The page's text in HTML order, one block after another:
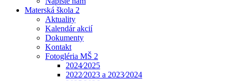
Materská škola 2
Aktuality
Kalendár akcií
Dokumenty
Kontakt
Fotogléria MŠ 2
2024⁄2025
2022⁄2023 a 2023⁄2024